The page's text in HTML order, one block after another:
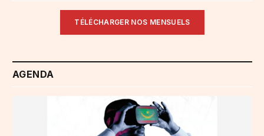
TÉLÉCHARGER NOS MENSUELS
AGENDA